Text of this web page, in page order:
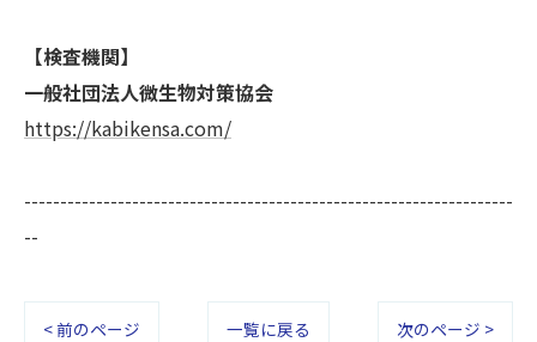
【検査機関】
一般社団法人微生物対策協会
https://kabikensa.com/
--------------------------------------------------------------------
--
< 前のページ 一覧に戻る 次のページ >